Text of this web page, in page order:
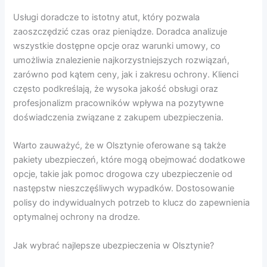
Usługi doradcze to istotny atut, który pozwala
zaoszczędzić czas oraz pieniądze. Doradca analizuje
wszystkie dostępne opcje oraz warunki umowy, co
umożliwia znalezienie najkorzystniejszych rozwiązań,
zarówno pod kątem ceny, jak i zakresu ochrony. Klienci
często podkreślają, że wysoka jakość obsługi oraz
profesjonalizm pracowników wpływa na pozytywne
doświadczenia związane z zakupem ubezpieczenia.
Warto zauważyć, że w Olsztynie oferowane są także
pakiety ubezpieczeń, które mogą obejmować dodatkowe
opcje, takie jak pomoc drogowa czy ubezpieczenie od
następstw nieszczęśliwych wypadków. Dostosowanie
polisy do indywidualnych potrzeb to klucz do zapewnienia
optymalnej ochrony na drodze.
Jak wybrać najlepsze ubezpieczenia w Olsztynie?